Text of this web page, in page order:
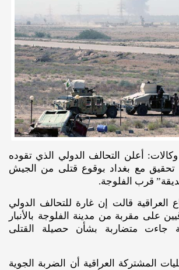
أعلن التحالف الدولي الذي تقوده
مع بغداد بوقوع قتلى من الجيش
قرب الفلوجة.
العراقية قالت إن غارة للتحالف الدولي
على مقربة من مدينة الفلوجة بالأنبار
جاءت متضاربة بشأن حصيلة القتلى
المشتركة العراقية أن الضربة الجوية